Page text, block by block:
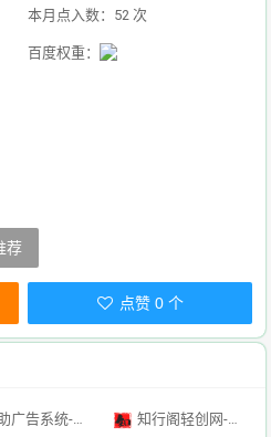
本月点入数：52 次
百度权重：
荐
点赞 0 个
统-自助广告源码-自助投放广告插件 知行阁轻创网-分享网络赚钱项目-全网首发副业项目实操平台-副业创业项目网